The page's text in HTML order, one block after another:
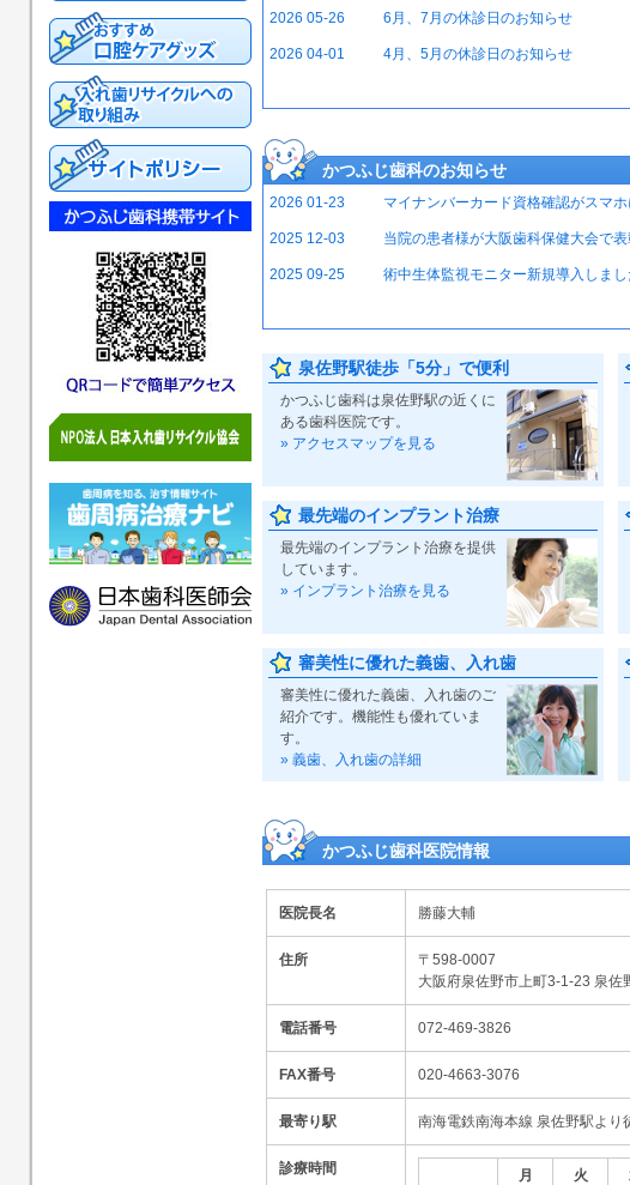
2026 05-26 6月、7月の休診日のお知らせ
2026 04-01
4月、5月の休診日のお知らせ
かつふじ歯科のお知らせ
2026 01-23 マイナンバーカード資格確認がスマホ
2025 12-03 当院の患者様が大阪歯科保健大会で表
2025 09-25
術中生体監視モニター新規導入しまし
泉佐野駅徒歩「5分」で便利
かつふじ歯科は泉佐野駅の近くに
ある歯科医院です。
» アクセスマップを見る
最先端のインプラント治療
最先端のインプラント治療を提供
しています。
» インプラント治療を見る
審美性に優れた義歯、入れ歯
審美性に優れた義歯、入れ歯のご
紹介です。機能性も優れていま
す。
» 義歯、入れ歯の詳細
かつふじ歯科医院情報
医院長名 勝藤大輔
住所
〒598-0007
大阪府泉佐野市上町3-1-23 泉
電話番号 072-469-3826
FAX番号 020-4663-3076
最寄り駅 南海電鉄南海本線 泉佐野駅より
診療時間 月 火